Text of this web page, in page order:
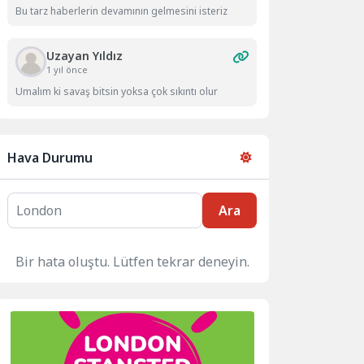
Bu tarz haberlerin devamının gelmesini isteriz
Uzayan Yıldız
1 yıl önce
Umalım ki savaş bitsin yoksa çok sıkıntı olur
Hava Durumu
Ara
Bir hata oluştu. Lütfen tekrar deneyin.